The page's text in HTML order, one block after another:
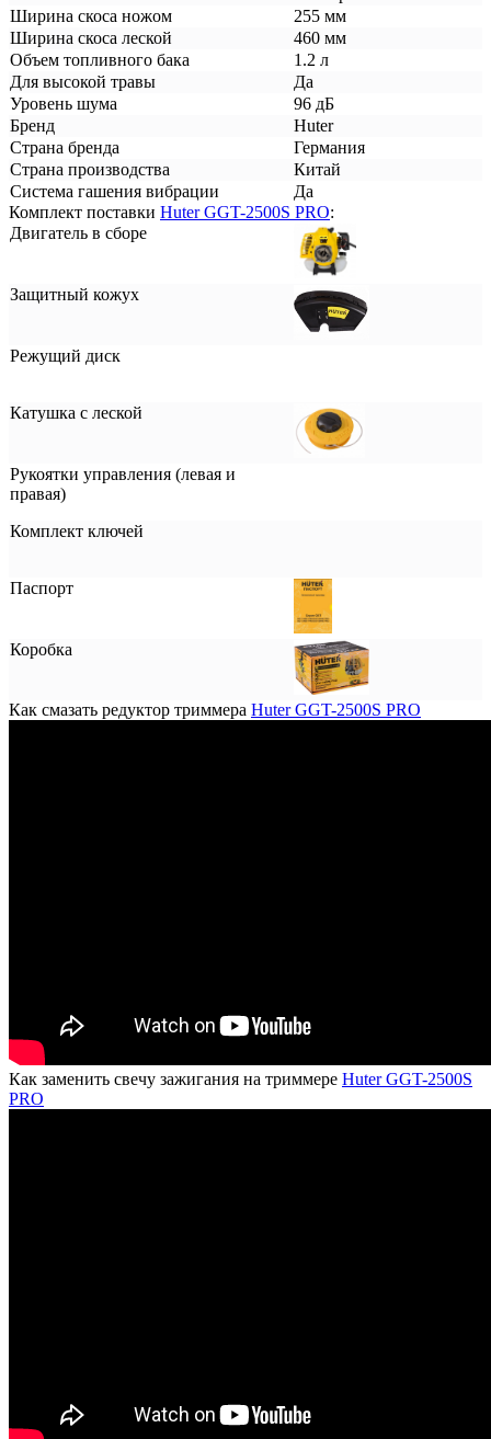
Ширина скоса ножом
255 мм
Ширина скоса леской
460 мм
Объем топливного бака
1.2 л
Для высокой травы
Да
Уровень шума
96 дБ
Бренд
Huter
Страна бренда
Германия
Страна производства
Китай
Система гашения вибрации
Да
Комплект поставки Huter GGT-2500S PRO:
Двигатель в сборе
Защитный кожух
Режущий диск
Катушка с леской
Рукоятки управления (левая и
правая)
Комплект ключей
Паспорт
Коробка
Как смазать редуктор триммера Huter GGT-2500S PRO
Как заменить свечу зажигания на триммере Huter GGT-2500S
PRO